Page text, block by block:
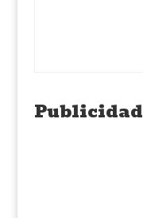
Publicidad